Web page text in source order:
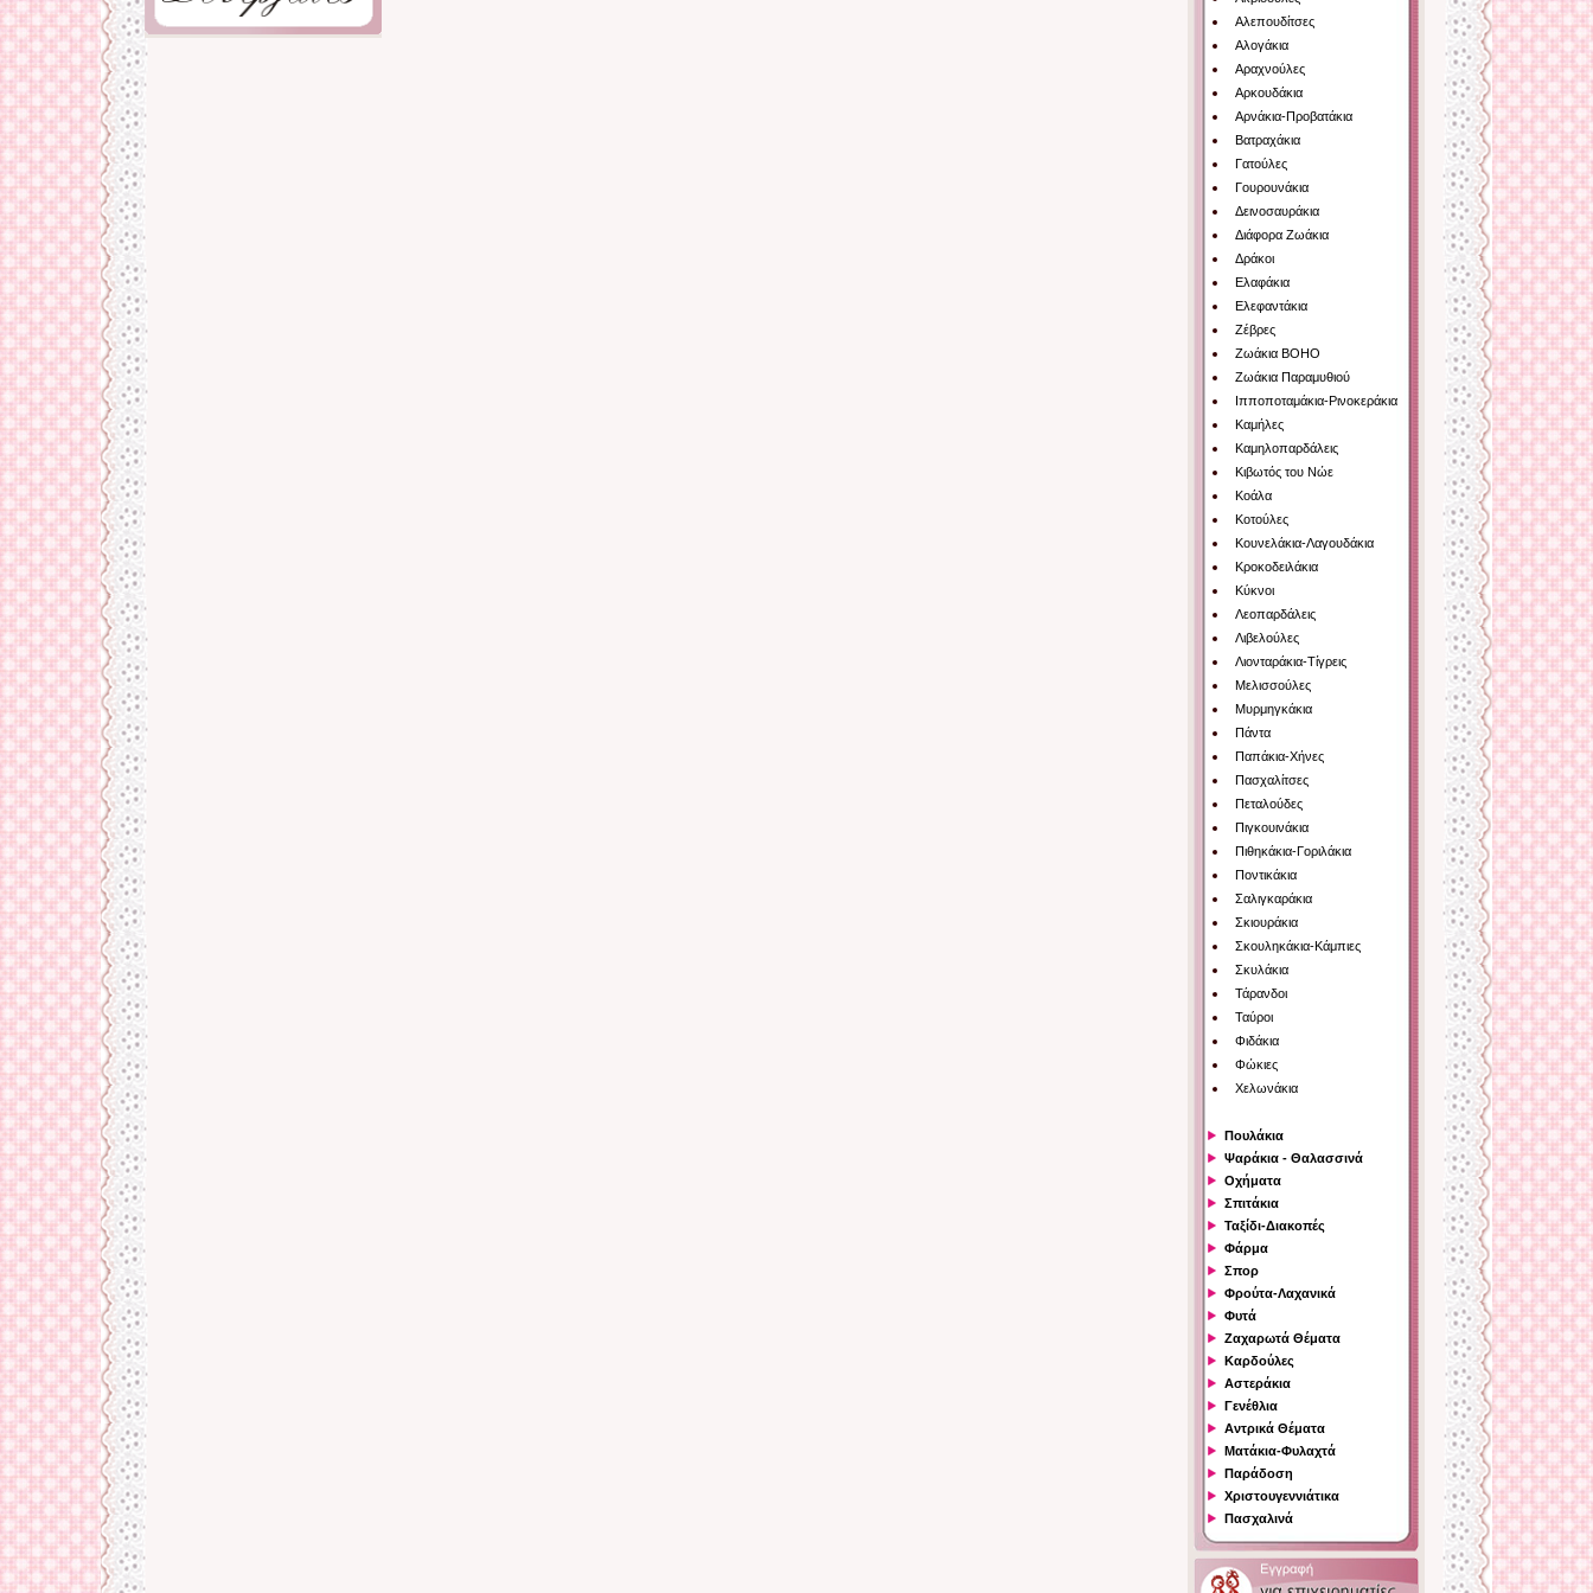
Αλεπουδίτσες
Αλογάκια
Αραχνούλες
Αρκουδάκια
Αρνάκια-Προβατάκια
Βατραχάκια
Γατούλες
Γουρουνάκια
Δεινοσαυράκια
Διάφορα Ζωάκια
Δράκοι
Ελαφάκια
Ελεφαντάκια
Ζέβρες
Ζωάκια BOHO
Ζωάκια Παραμυθιού
Ιπποποταμάκια-Ρινοκεράκια
Καμήλες
Καμηλοπαρδάλεις
Κιβωτός του Νώε
Κοάλα
Κοτούλες
Κουνελάκια-Λαγουδάκια
Κροκοδειλάκια
Κύκνοι
Λεοπαρδάλεις
Λιβελούλες
Λιονταράκια-Τίγρεις
Μελισσούλες
Μυρμηγκάκια
Πάντα
Παπάκια-Χήνες
Πασχαλίτσες
Πεταλούδες
Πιγκουινάκια
Πιθηκάκια-Γοριλάκια
Ποντικάκια
Σαλιγκαράκια
Σκιουράκια
Σκουληκάκια-Κάμπιες
Σκυλάκια
Τάρανδοι
Ταύροι
Φιδάκια
Φώκιες
Χελωνάκια
Πουλάκια
Ψαράκια - Θαλασσινά
Οχήματα
Σπιτάκια
Ταξίδι-Διακοπές
Φάρμα
Σπορ
Φρούτα-Λαχανικά
Φυτά
Ζαχαρωτά Θέματα
Καρδούλες
Αστεράκια
Γενέθλια
Αντρικά Θέματα
Ματάκια-Φυλαχτά
Παράδοση
Χριστουγεννιάτικα
Πασχαλινά